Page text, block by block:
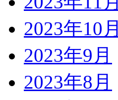
2023年10月
2023年9月
2023年8月